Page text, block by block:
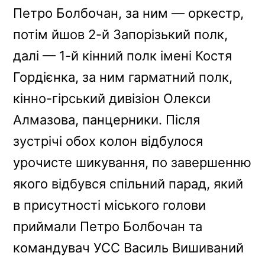
Петро Болбочан, за ним — оркестр,
потім йшов 2-й Запорізький полк,
далі — 1-й кінний полк імені Костя
Гордієнка, за ним гарматний полк,
кінно-гірський дивізіон Олекси
Алмазова, панцерники. Після
зустрічі обох колон відбулося
урочисте шикування, по завершенню
якого відбувся спільний парад, який
в присутності міського голови
приймали Петро Болбочан та
командувач УСС Василь Вишиваний